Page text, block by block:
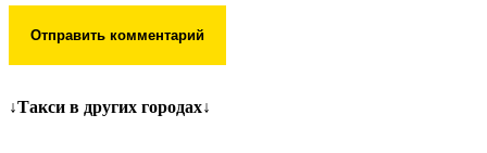
Отправить комментарий
↓Такси в других городах↓